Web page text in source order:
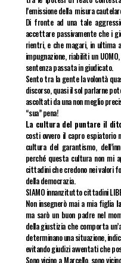
l’emissione della misura
Di fronte ad una tale
accettare passivamente che i
rientri, e che magari, in ultima
impugnazione, riabiliti un
sentenza passata in giudicato.
Sento tra la gente la volontà
discorso, quasi il sol parlarne
ascoltati da una non meglio
“sua” pena!
La cultura del puntare il
costi ovvero il capro espiatorio
cultura del garantismo,
perché questa cultura non mi
cittadini che credono nei valori
della democrazia.
SIAMO innanzitutto cittadini
Non insegnerò mai a mia figlia
ma sarò un buon padre nel
della giustizia che comporta
determinano una situazione,
evitando giudizi avventati che
Sono vicino a Marcello, sono